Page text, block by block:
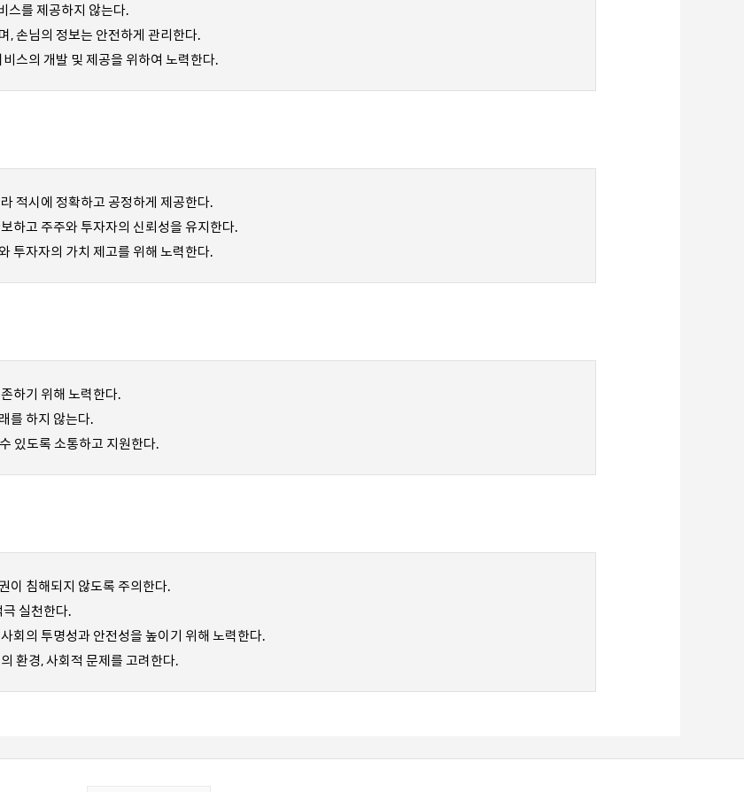
스를 제공하지 않는다.
, 손님의 정보는 안전하게 관리한다.
스의 개발 및 제공을 위하여 노력한다.
적시에 정확하고 공정하게 제공한다.
하고 주주와 투자자의 신뢰성을 유지한다.
투자자의 가치 제고를 위해 노력한다.
하기 위해 노력한다.
를 하지 않는다.
있도록 소통하고 지원한다.
이 침해되지 않도록 주의한다.
실천한다.
회의 투명성과 안전성을 높이기 위해 노력한다.
환경, 사회적 문제를 고려한다.